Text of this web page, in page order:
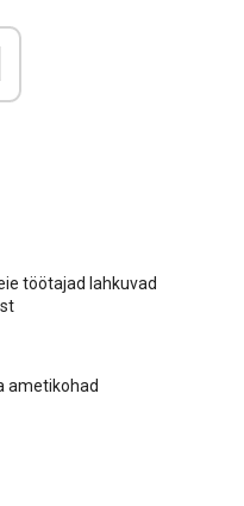
töötajad lahkuvad
ametikohad